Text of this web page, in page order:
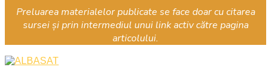
Preluarea materialelor publicate se face doar cu citarea
sursei și prin intermediul unui link activ către pagina
articolului.